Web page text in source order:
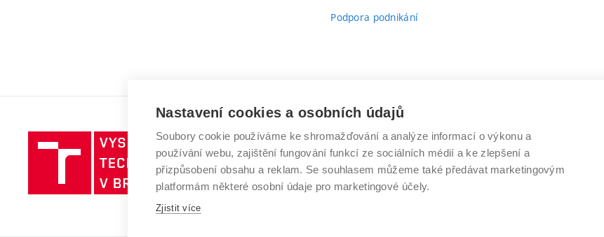
Podpora podnikání
Vysoké
učení
technické
v
VYSOKÉ UČENÍ TECHNICKÉ V BRNĚ
Antonínská 548/1
602 00 Brno
www.vut.cz
Nastavení cookies a osobních údajů
Soubory cookie používáme ke shromažďování a analýze informací o výkonu a
používání webu, zajištění fungování funkcí ze sociálních médií a ke zlepšení a
přizpůsobení obsahu a reklam. Se souhlasem můžeme také předávat marketingovým
platformám některé osobní údaje pro marketingové účely.
Zjistit více